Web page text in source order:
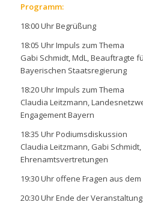
Programm:
18:00 Uhr Begrüßung
18:05 Uhr Impuls zum Thema
Gabi Schmidt, MdL, Beauftragte
Bayerischen Staatsregierung
18:20 Uhr Impuls zum Thema
Claudia Leitzmann,
Engagement Bayern
18:35 Uhr Podiumsdiskussion
Claudia Leitzmann, Gabi Schmidt,
Ehrenamtsvertretungen
19:30 Uhr offene Fragen aus
20:30 Uhr Ende der Veranstaltung